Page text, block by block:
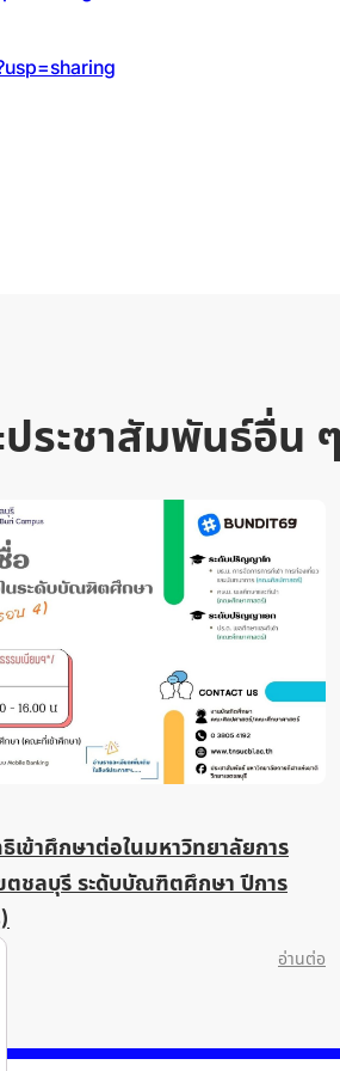
ประชาสัมพันธ์อื่น
เข้าศึกษาต่อในมหาวิทยาลัยการ
ตชลบุรี ระดับบัณฑิตศึกษา ปีการ
อ่านต่อ